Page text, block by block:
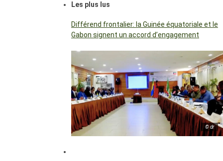
Les plus lus
Différend frontalier: la Guinée équatoriale et le
Gabon signent un accord d’engagement
© dr